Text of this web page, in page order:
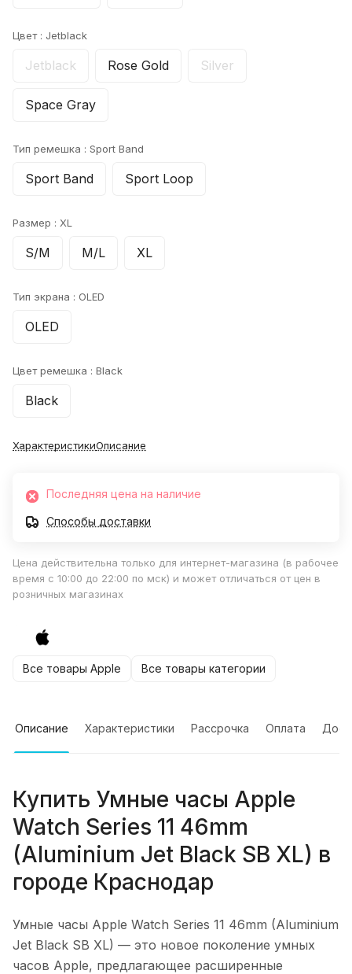
Цвет : Jetblack
Jetblack Rose Gold Silver
Space Gray
Тип ремешка : Sport Band
Sport Band Sport Loop
Размер : XL
S/M M/L XL
Тип экрана : OLED
OLED
Цвет ремешка : Black
Black
ХарактеристикиОписание
Последняя цена на наличие
Способы доставки
Цена действительна только для интернет-магазина (в рабочее
время с 10:00 до 22:00 по мск) и может отличаться от цен в
розничных магазинах
Все товары Apple Все товары категории
Описание Характеристики Рассрочка Оплата
Купить Умные часы Apple
Watch Series 11 46mm
(Aluminium Jet Black SB XL) в
городе Краснодар
Умные часы Apple Watch Series 11 46mm (Aluminium
Jet Black SB XL) — это новое поколение умных
часов Apple, предлагающее расширенные